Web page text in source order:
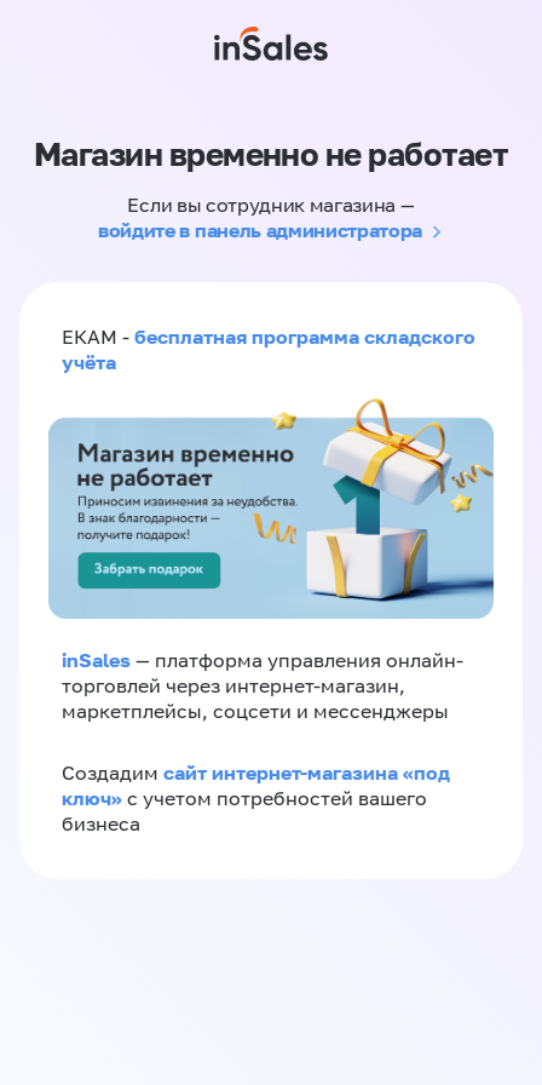
Магазин временно не работает
Если вы сотрудник магазина —
войдите в панель администратора
ЕКАМ - бесплатная программа складского
учёта
inSales — платформа управления онлайн-
торговлей через интернет-магазин,
маркетплейсы, соцсети и мессенджеры
Создадим сайт интернет-магазина «под
ключ» с учетом потребностей вашего
бизнеса